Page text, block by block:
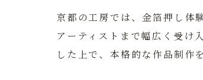
京都の工房では、金箔押し体
アーティストまで幅広く受け
した上で、本格的な作品制作